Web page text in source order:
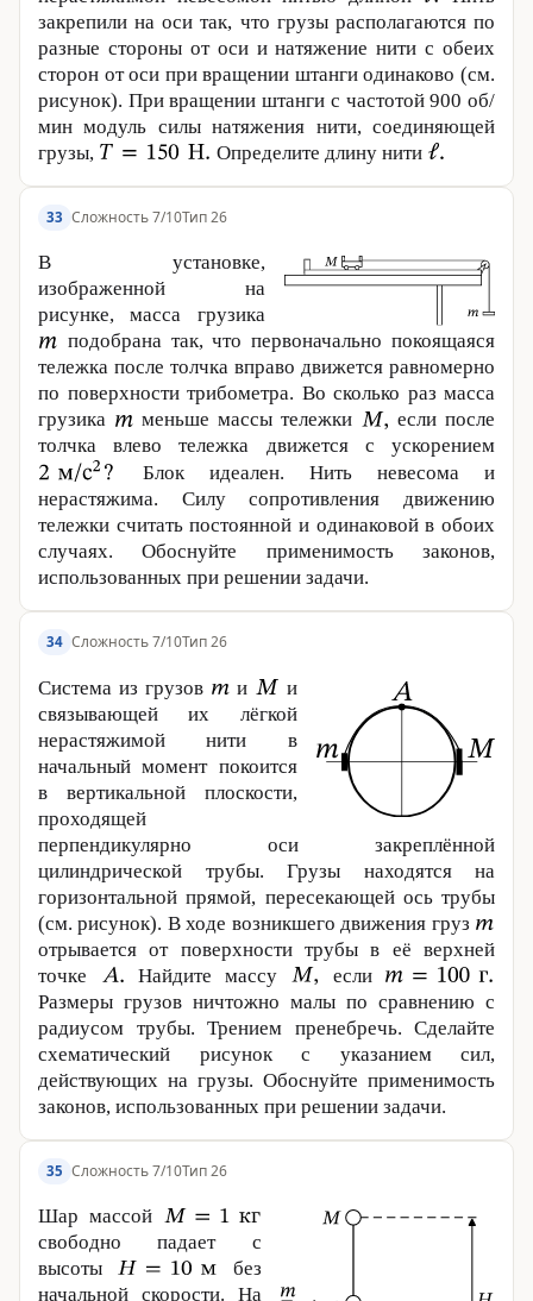
закрепили на оси так, что грузы располагаются по
разные стороны от оси и натяжение нити с обеих
сторон от оси при вращении штанги одинаково (см.
рисунок). При вращении штанги с частотой 900 об/
мин модуль силы натяжения нити, соединяющей
грузы,
Определите длину нити
33 Сложность 7/10Тип 26
В установке,
изображенной на
рисунке, масса грузика
подобрана так, что первоначально покоящаяся
тележка после толчка вправо движется равномерно
по поверхности трибометра. Во сколько раз масса
грузика
меньше массы тележки
если после
толчка влево тележка движется с ускорением
Блок идеален. Нить невесома и
нерастяжима. Силу сопротивления движению
тележки считать постоянной и одинаковой в обоих
случаях. Обоснуйте применимость законов,
использованных при решении задачи.
34 Сложность 7/10Тип 26
Система из грузов и
и
связывающей их лёгкой
нерастяжимой нити в
начальный момент покоится
в вертикальной плоскости,
проходящей
перпендикулярно оси закреплённой
цилиндрической трубы. Грузы находятся на
горизонтальной прямой, пересекающей ось трубы
(см. рисунок). В ходе возникшего движения груз
отрывается от поверхности трубы в её верхней
точке
Найдите массу
если
Размеры грузов ничтожно малы по сравнению с
радиусом трубы. Трением пренебречь. Сделайте
схематический рисунок с указанием сил,
действующих на грузы. Обоснуйте применимость
законов, использованных при решении задачи.
35 Сложность 7/10Тип 26
Шар массой
свободно падает с
высоты
без
начальной скорости. На